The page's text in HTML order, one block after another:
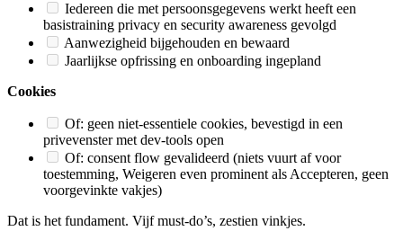
Iedereen die met persoonsgegevens werkt heeft een
basistraining privacy en security awareness gevolgd
Aanwezigheid bijgehouden en bewaard
Jaarlijkse opfrissing en onboarding ingepland
Cookies
Of: geen niet-essentiele cookies, bevestigd in een
privevenster met dev-tools open
Of: consent flow gevalideerd (niets vuurt af voor
toestemming, Weigeren even prominent als Accepteren, geen
voorgevinkte vakjes)
Dat is het fundament. Vijf must-do’s, zestien vinkjes.